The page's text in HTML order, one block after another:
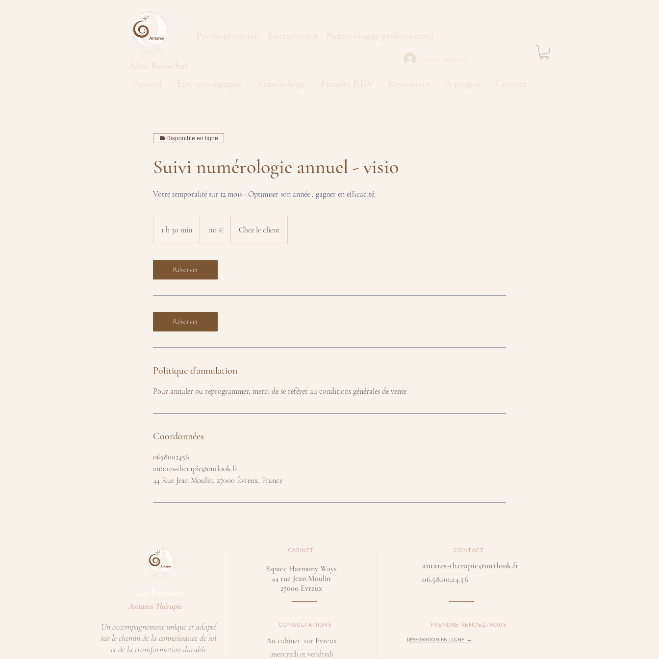
Psychopraticien - Energéticien - Numérologue professionnel
Alex Béoschat
Se connecter
Accueil Etre accompagné Numérologie Prendre RDV Ressources À propos Contact
Disponible en ligne
Suivi numérologie annuel - visio
Votre temporalité sur 12 mois - Optimiser son année , gagner en efficacité.
1 h 30 min
3
110 € Chez le client
Réserver
Réserver
Politique d'annulation
Pour annuler ou reprogrammer, merci de se référer au conditions générales de vente
Coordonnées
0658002456
antares-therapie@outlook.fr
44 Rue Jean Moulin, 27000 Évreux, France
Antares Thérapie
CABINET
Un accompagnement unique et adapté
sur le chemin de la connaissance de soi
et de la transformation durable
Au cabinet sur Evreux
:mercredi et vendredi
Espace Harmony Ways
44 rue Jean Moulin
27000 Evreux
antares-therapie@outlook.fr
06.58.00.24.56
CONSULTATIONS
CONTACT
PRENDRE RENDEZ-VOUS
RÉSERVATION EN LIGNE →